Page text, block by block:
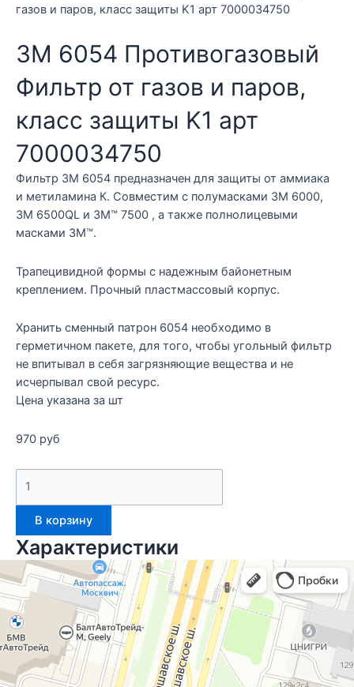
газов и паров, класс защиты K1 арт 7000034750
3M 6054 Противогазовый
Фильтр от газов и паров,
класс защиты K1 арт
7000034750
Фильтр 3М 6054 предназначен для защиты от аммиака
и метиламина К. Совместим с полумасками 3M 6000,
3M 6500QL и 3M™ 7500 , а также полнолицевыми
масками 3M™.
Трапецивидной формы с надежным байонетным
креплением. Прочный пластмассовый корпус.
Хранить сменный патрон 6054 необходимо в
герметичном пакете, для того, чтобы угольный фильтр
не впитывал в себя загрязняющие вещества и не
исчерпывал свой ресурс.
Цена указана за шт
970 руб
В корзину
Характеристики